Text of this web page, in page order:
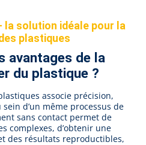
la solution idéale pour la
plastiques
avantages de la
du plastique ?
associe précision,
d’un même processus de
sans contact permet de
complexes, d’obtenir une
des résultats reproductibles,